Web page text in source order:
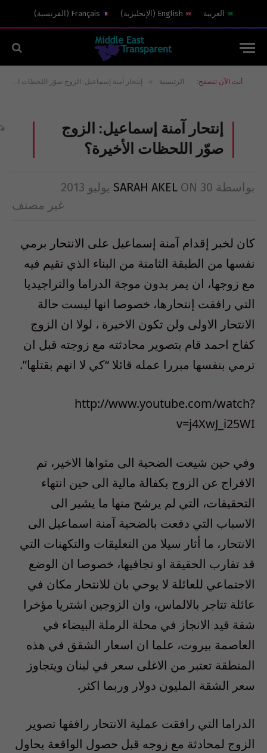
العربية English
( الإنجليزية)
Français
( الفرنسية)
أنت الآن تتصفح: الرئيسية » إنتحار آمنة إسماعيل: الزوج صوّر اللحظات الأخيرة؟
إنتحار آمنة إسماعيل: الزوج
صوّر اللحظات الأخيرة؟
بواسطة SARAH AKEL ON 30 يوليو 2013
غير مصنف
كان لخبر إقدام آمنة إسماعيل على الانتحار برمي
نفسها من الطبقة الثامنة من البناء الذي تقيم فيه
مع زوجها، ان يمر بدون موجة الدراما والتراجيديا
التي رافقت إنتحارها، خصوصا انها ليست حالة
الانتحار الاولى ولن تكون الاخيرة ، لولا ان الزوج
كفاح احمد قام بتصوير محادثته مع زوجته قبل ان
ترمي بنفسها مبررا عمله قائلا “كي لا اتهم بقتلها”.
http://www.youtube.com/watch?
v=j4XwJ_i25WI
وفي حين شيعت الضحية الى مثواها الاخير، تم
الافراج عن الزوج بكفالة مالية الى حين انتهاء
التحقيقات، التي لم يرشح منها ما يشير الى
الاسباب التي دفعت بالضحية آمنة اسماعيل الى
الانتحار، ما أثار سيلا من التعليقات والتكهنات التي
قد تقارب الحقيقة او تجافيها، خصوصا ان الوضع
الاجتماعي للعائلة لا يوحي بان للانتحار مكان في
عائلة تتاجر بالالماس، وان الزوجين اشتريا مؤخرا
شقة قيد الانجاز في محلة الرملة البيضاء في
العاصمة بيروت، علما ان اسعار الشقق في هذه
المنطقة تعتبر من الاغلى سعر في لبنان ويتجاوز
سعر الشقة المليون دولار وربما اكثر.
الدراما التي رافقت عملية الانتحار رافقها تصوير
الزوج لمحادثة مع زوجه قبل حصول الواقعة يحاول